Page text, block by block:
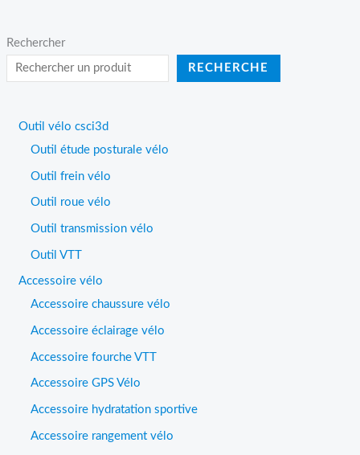
Rechercher
RECHERCHE
Outil vélo csci3d
Outil étude posturale vélo
Outil frein vélo
Outil roue vélo
Outil transmission vélo
Outil VTT
Accessoire vélo
Accessoire chaussure vélo
Accessoire éclairage vélo
Accessoire fourche VTT
Accessoire GPS Vélo
Accessoire hydratation sportive
Accessoire rangement vélo